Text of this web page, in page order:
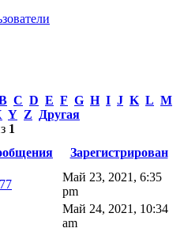
C D E F G H I J K L M
Y Z
Другая
1
Зарегистрирован
Май 23, 2021, 6:35
pm
Май 24, 2021, 10:34
am